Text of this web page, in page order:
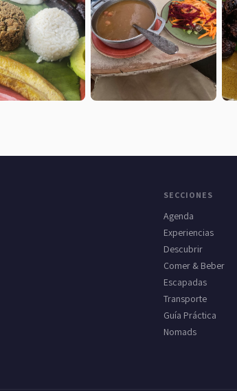
SECCIONES
Agenda
Experiencias
Descubrir
Comer & Beber
Escapadas
Transporte
Guía Práctica
Nomads